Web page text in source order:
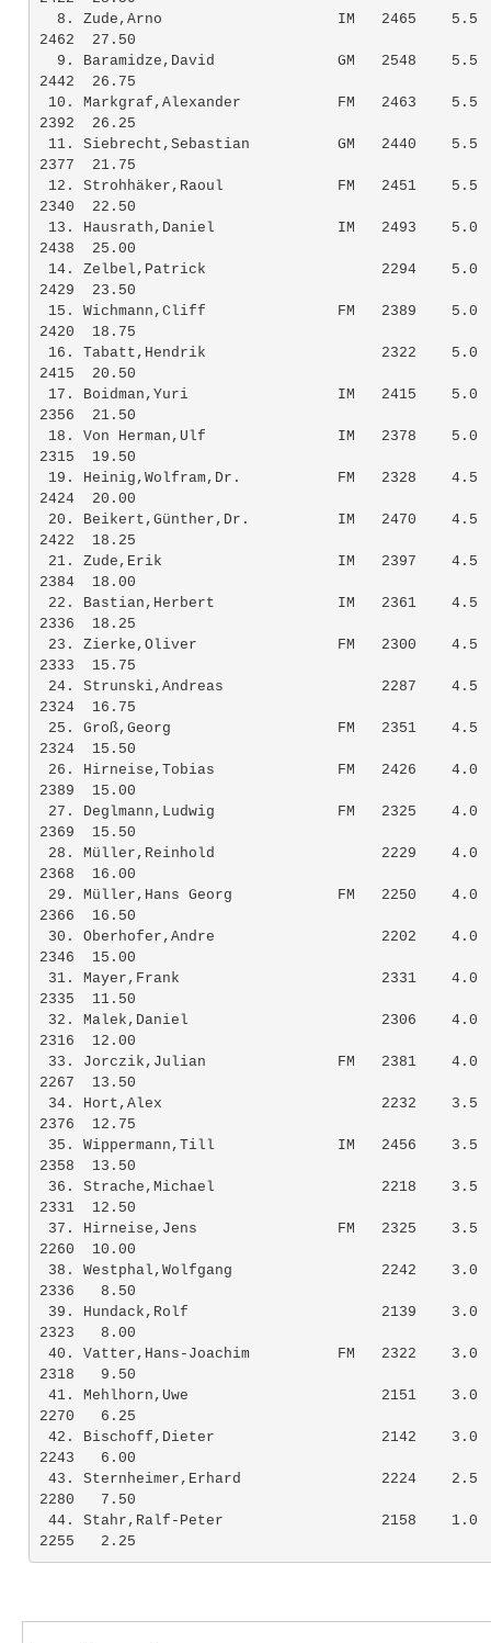
8. Zude,Arno                    IM   2465
2462  27.50
9. Baramidze,David              GM   2548
2442  26.75
10. Markgraf,Alexander           FM   2463
2392  26.25
11. Siebrecht,Sebastian          GM   2440
2377  21.75
12. Strohhäker,Raoul             FM   2451
2340  22.50
13. Hausrath,Daniel              IM   2493
2438  25.00
14. Zelbel,Patrick                    2294
2429  23.50
15. Wichmann,Cliff               FM   2389
2420  18.75
16. Tabatt,Hendrik                    2322
2415  20.50
17. Boidman,Yuri                 IM   2415
2356  21.50
18. Von Herman,Ulf               IM   2378
2315  19.50
19. Heinig,Wolfram,Dr.           FM   2328
2424  20.00
20. Beikert,Günther,Dr.          IM   2470
2422  18.25
21. Zude,Erik                    IM   2397
2384  18.00
22. Bastian,Herbert              IM   2361
2336  18.25
23. Zierke,Oliver                FM   2300
2333  15.75
24. Strunski,Andreas                  2287
2324  16.75
25. Groß,Georg                   FM   2351
2324  15.50
26. Hirneise,Tobias              FM   2426
2389  15.00
27. Deglmann,Ludwig              FM   2325
2369  15.50
28. Müller,Reinhold                   2229
2368  16.00
29. Müller,Hans Georg            FM   2250
2366  16.50
30. Oberhofer,Andre                   2202
2346  15.00
31. Mayer,Frank                       2331
2335  11.50
32. Malek,Daniel                      2306
2316  12.00
33. Jorczik,Julian               FM   2381
2267  13.50
34. Hort,Alex                         2232
2376  12.75
35. Wippermann,Till              IM   2456
2358  13.50
36. Strache,Michael                   2218
2331  12.50
37. Hirneise,Jens                FM   2325
2260  10.00
38. Westphal,Wolfgang                 2242
2336   8.50
39. Hundack,Rolf                      2139
2323   8.00
40. Vatter,Hans-Joachim          FM   2322
2318   9.50
41. Mehlhorn,Uwe                      2151
2270   6.25
42. Bischoff,Dieter                   2142
2243   6.00
43. Sternheimer,Erhard                2224
2280   7.50
44. Stahr,Ralf-Peter                  2158
2255   2.25